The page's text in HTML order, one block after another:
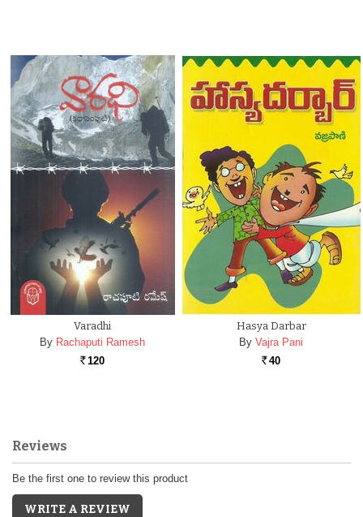
Varadhi
By Rachaputi Ramesh
Rs. 120
Hasya Darbar
By Vajra Pani
Rs. 40
Reviews
Be the first one to review this product
WRITE A REVIEW